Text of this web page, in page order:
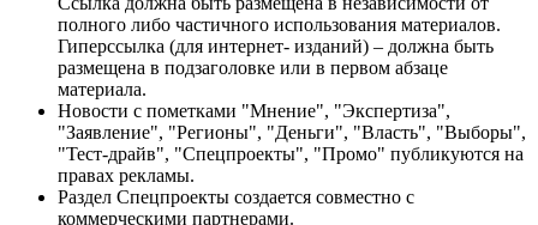
полного либо частичного использования материалов.
Гиперссылка (для интернет- изданий) – должна быть
размещена в подзаголовке или в первом абзаце
материала.
Новости с пометками "Мнение", "Экспертиза",
"Заявление", "Регионы", "Деньги", "Власть", "Выборы",
"Тест-драйв", "Спецпроекты", "Промо" публикуются на
правах рекламы.
Раздел Спецпроекты создается совместно с
коммерческими партнерами.